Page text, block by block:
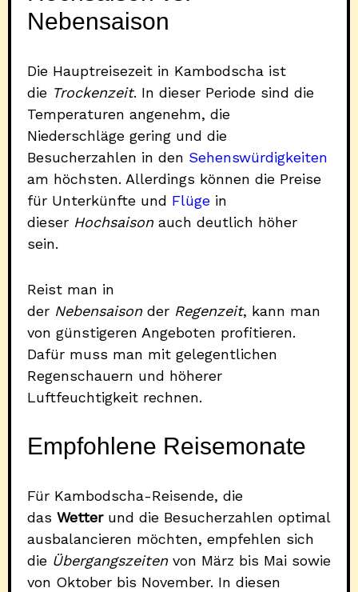
Nebensaison
Die Hauptreisezeit in Kambodscha ist
die Trockenzeit. In dieser Periode sind die
Temperaturen angenehm, die
Niederschläge gering und die
Besucherzahlen in den Sehenswürdigkeiten
am höchsten. Allerdings können die Preise
für Unterkünfte und Flüge in
dieser Hochsaisonauch deutlich höher
sein.
Reist man in
der Nebensaisonder Regenzeit, kann man
von günstigeren Angeboten profitieren.
Dafür muss man mit gelegentlichen
Regenschauern und höherer
Luftfeuchtigkeit rechnen.
Empfohlene Reisemonate
Für Kambodscha-Reisende, die
das Wetterund die Besucherzahlen optimal
ausbalancieren möchten, empfehlen sich
die Übergangszeitenvon März bis Mai sowie
von Oktober bis November. In diesen